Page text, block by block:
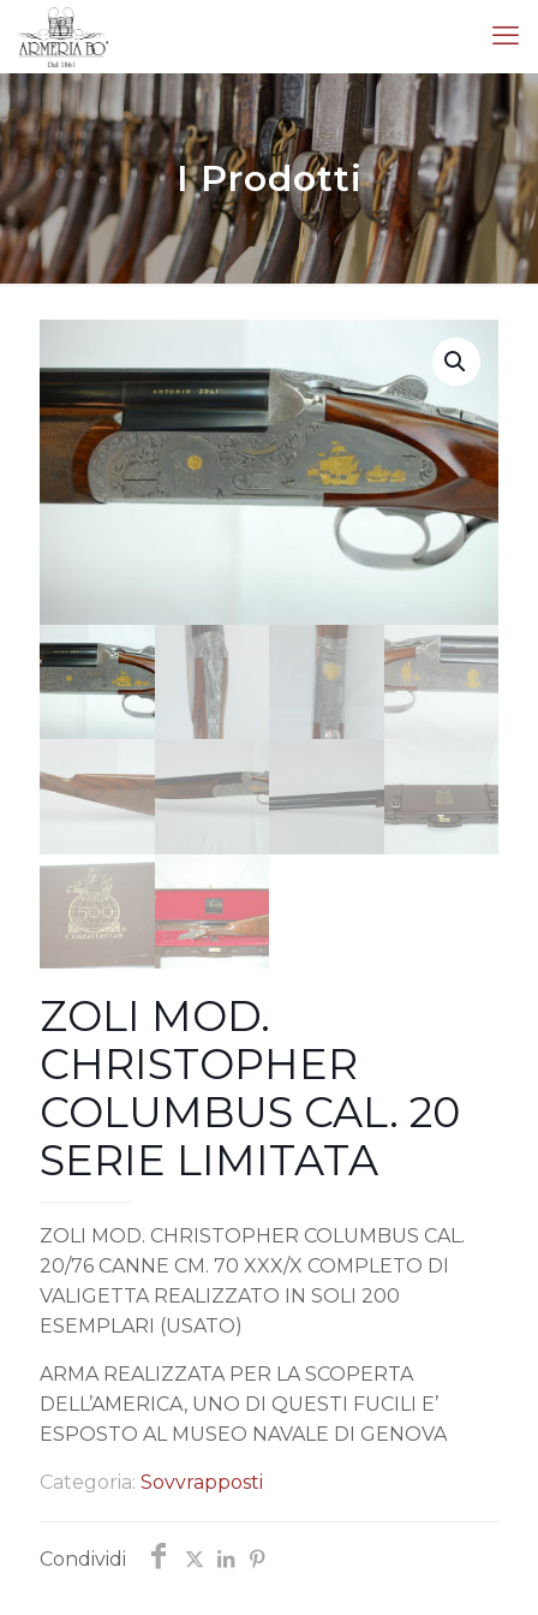
I Prodotti
ZOLI MOD.
CHRISTOPHER
COLUMBUS CAL. 20
SERIE LIMITATA
ZOLI MOD. CHRISTOPHER COLUMBUS CAL.
20/76 CANNE CM. 70 XXX/X COMPLETO DI
VALIGETTA REALIZZATO IN SOLI 200
ESEMPLARI (USATO)
ARMA REALIZZATA PER LA SCOPERTA
DELL’AMERICA, UNO DI QUESTI FUCILI E’
ESPOSTO AL MUSEO NAVALE DI GENOVA
Categoria: Sovvrapposti
Condividi